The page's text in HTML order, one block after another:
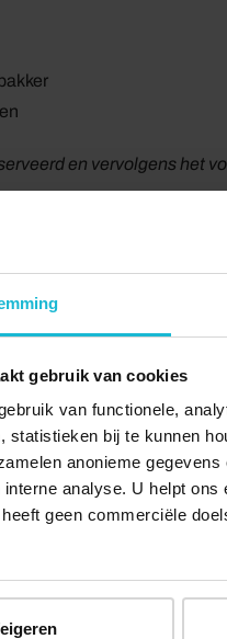
gebruik van cookies
van functionele,
statistieken bij te kunnen
anonieme
analyse. U helpt
geen commerciële
en vervolgens het
verrassing. De
Op een terrein van 30
West-Europa. Een
voor het nodige
we naar Nieuwkuijk,
schoen- en
Deze stellingmolen
als korenmolen. We